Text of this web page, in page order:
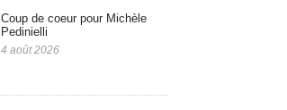
Coup de coeur pour Michèle
Pedinielli
4 août 2026